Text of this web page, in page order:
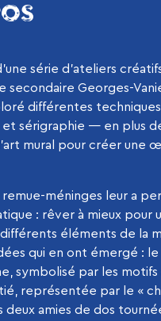
série d’ateliers
secondaire Georges-
différentes
sérigraphie — en plus
mural pour créer une
méninges leur a
: rêver à mieux pour
éléments de la
qui en ont émergé : le
symbolisé par les motifs
représentée par le «
amies de dos